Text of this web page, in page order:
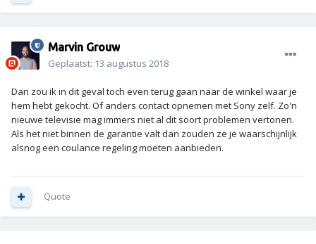
Marvin Grouw
Geplaatst: 13 augustus 2018
Dan zou ik in dit geval toch even terug gaan naar de winkel waar je
hem hebt gekocht. Of anders contact opnemen met Sony zelf. Zo'n
nieuwe televisie mag immers niet al dit soort problemen vertonen.
Als het niet binnen de garantie valt dan zouden ze je waarschijnlijk
alsnog een coulance regeling moeten aanbieden.
Quote